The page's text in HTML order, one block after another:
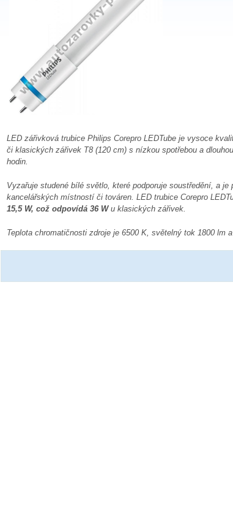
LED zářivková trubice Philips Corepro LEDTube je vysoce
či klasických zářivek T8 (120 cm) s nízkou spotřebou a
hodin.
Vyzařuje studené bílé světlo, které podporuje soustředění, a je
kancelářských místností či továren. LED trubice Corepro
15,5 W, což odpovídá 36 Wu klasických zářivek.
Teplota chromatičnosti zdroje je 6500 K, světelný tok 1800 lm